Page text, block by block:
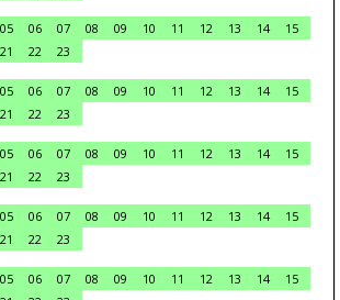
05 06 07 08 09 10 11 12 13 14
15
21 22
23
05 06 07 08 09 10 11 12 13 14
15
21 22
23
05 06 07 08 09 10 11 12 13 14
15
21 22
23
05 06 07 08 09 10 11 12 13 14
15
21 22
23
05 06 07 08 09 10 11 12 13 14
15